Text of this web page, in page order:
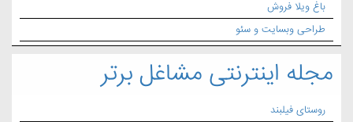
باغ ویلا فروش
طراحی وبسایت و سئو
مجله اینترنتی مشاغل برتر
روستای فیلبند